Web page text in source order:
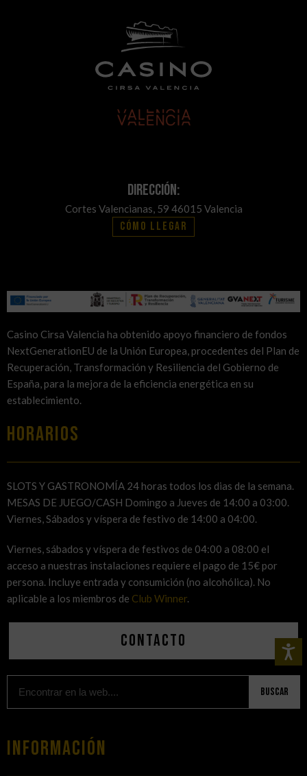
Dirección:
Cortes Valencianas, 59 46015 Valencia
Cómo llegar
Casino Cirsa Valencia ha obtenido apoyo financiero de fondos
NextGenerationEU de la Unión Europea, procedentes del Plan de
Recuperación, Transformación y Resiliencia del Gobierno de
España, para la mejora de la eficiencia energética en su
establecimiento.
HORARIOS
SLOTS Y GASTRONOMÍA 24 horas todos los dias de la semana.
MESAS DE JUEGO/CASH Domingo a Jueves de 14:00 a 03:00.
Viernes, Sábados y víspera de festivo de 14:00 a 04:00.
Viernes, sábados y víspera de festivos de 04:00 a 08:00 el
acceso a nuestras instalaciones requiere el pago de 15€ por
persona. Incluye entrada y consumición (no alcohólica). No
aplicable a los miembros de Club Winner.
Contacto
Buscar
Información